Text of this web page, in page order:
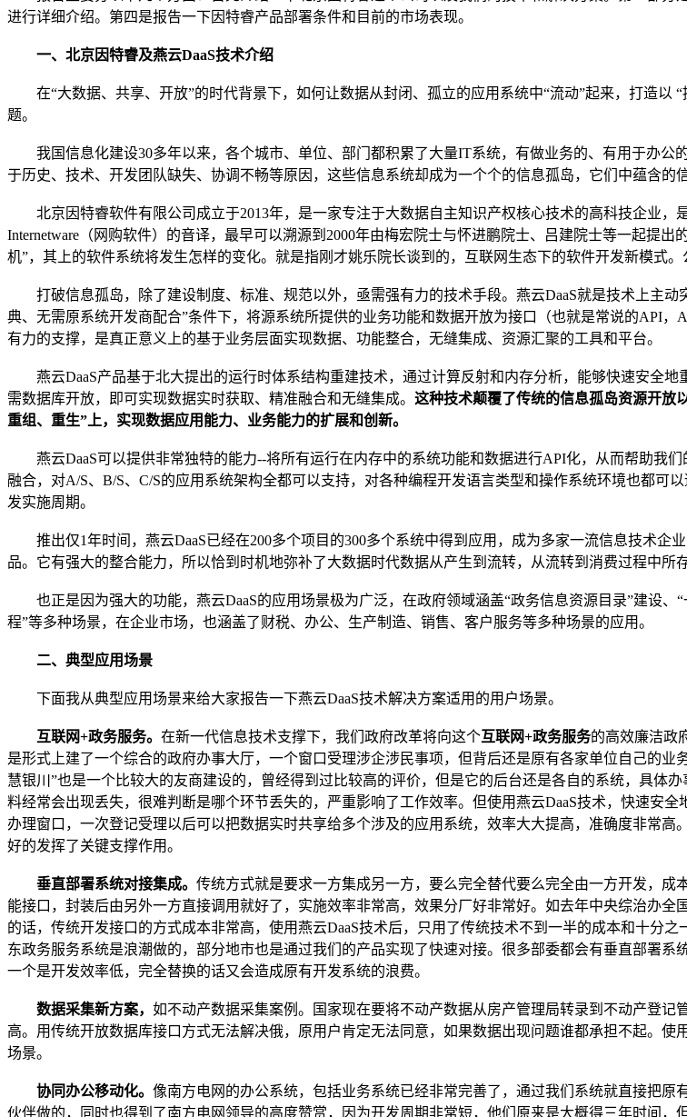
进行详细介绍。第四是报告一下因特睿产品部署条件和目前的市场表现。
一、北京因特睿及燕云DaaS技术介绍
在“大数据、共享、开放”的时代背景下，如何让数据从封闭、孤立的应用系统中“流动”起来，打造以
题。
我国信息化建设30多年以来，各个城市、单位、部门都积累了大量IT系统，有做业务的、有用于办公
于历史、技术、开发团队缺失、协调不畅等原因，这些信息系统却成为一个个的信息孤岛，它们中蕴含的
北京因特睿软件有限公司成立于2013年，是一家专注于大数据自主知识产权核心技术的高科技企业，
Internetware（网购软件）的音译，最早可以溯源到2000年由梅宏院士与怀进鹏院士、吕建院士等一起提
机”，其上的软件系统将发生怎样的变化。就是指刚才姚乐院长谈到的，互联网生态下的软件开发新模式
打破信息孤岛，除了建设制度、标准、规范以外，亟需强有力的技术手段。燕云DaaS就是技术上主动
典、无需原系统开发商配合”条件下，将源系统所提供的业务功能和数据开放为接口（也就是常说的API，
有力的支撑，是真正意义上的基于业务层面实现数据、功能整合，无缝集成、资源汇聚的工具和平台。
燕云DaaS产品基于北大提出的运行时体系结构重建技术，通过计算反射和内存分析，能够快速安全地
需数据库开放，即可实现数据实时获取、精准融合和无缝集成。 这种技术颠覆了传统的信息孤岛资源开放
重组、重生”上，实现数据应用能力、业务能力的扩展和创新。
燕云DaaS可以提供非常独特的能力--将所有运行在内存中的系统功能和数据进行API化，从而帮助我
融合，对A/S、B/S、C/S的应用系统架构全都可以支持，对各种编程开发语言类型和操作系统环境也都可
发实施周期。
推出仅1年时间，燕云DaaS已经在200多个项目的300多个系统中得到应用，成为多家一流信息技术企
品。它有强大的整合能力，所以恰到时机地弥补了大数据时代数据从产生到流转，从流转到消费过程中所
也正是因为强大的功能，燕云DaaS的应用场景极为广泛，在政府领域涵盖“政务信息资源目录”建设、
程”等多种场景，在企业市场，也涵盖了财税、办公、生产制造、销售、客户服务等多种场景的应用。
二、典型应用场景
下面我从典型应用场景来给大家报告一下燕云DaaS技术解决方案适用的用户场景。
互联网+政务服务。 在新一代信息技术支撑下，我们政府改革将向这个互联网+政务服务的高效廉洁政
是形式上建了一个综合的政府办事大厅，一个窗口受理涉企涉民事项，但背后还是原有各家单位自己的
慧银川”也是一个比较大的友商建设的，曾经得到过比较高的评价，但是它的后台还是各自的系统，具体
料经常会出现丢失，很难判断是哪个环节丢失的，严重影响了工作效率。但使用燕云DaaS技术，快速安
办理窗口，一次登记受理以后可以把数据实时共享给多个涉及的应用系统，效率大大提高，准确度非常高
好的发挥了关键支撑作用。
垂直部署系统对接集成。 传统方式就是要求一方集成另一方，要么完全替代要么完全由一方开发，
能接口，封装后由另外一方直接调用就好了，实施效率非常高，效果分厂好非常好。如去年中央综治办
的话，传统开发接口的方式成本非常高，使用燕云DaaS技术后，只用了传统技术不到一半的成本和十分
东政务服务系统是浪潮做的，部分地市也是通过我们的产品实现了快速对接。很多部委都会有垂直部署
一个是开发效率低，完全替换的话又会造成原有开发系统的浪费。
数据采集新方案， 如不动产数据采集案例。国家现在要将不动产数据从房产管理局转录到不动产登
高。用传统开放数据库接口方式无法解决俄，原用户肯定无法同意，如果数据出现问题谁都承担不起。
场景。
协同办公移动化。 像南方电网的办公系统，包括业务系统已经非常完善了，通过我们系统就直接把
伙伴做的，同时也得到了南方电网领导的高度赞赏，因为开发周期非常短，他们原来是大概得三年时间，